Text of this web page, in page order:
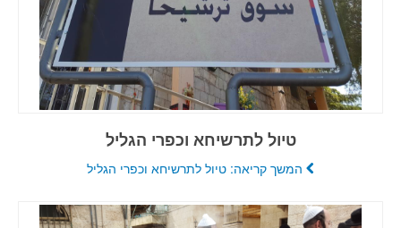
טיול לתרשיחא וכפרי הגליל
המשך קריאה: טיול לתרשיחא וכפרי הגליל